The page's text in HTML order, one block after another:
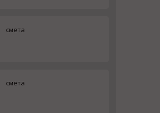
смета
смета